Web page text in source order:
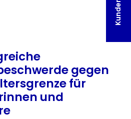
gegen
für
und